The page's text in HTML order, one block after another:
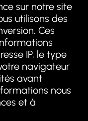
sur notre site
utilisons des
Ces
IP, le type
navigateur
avant
nous
et à